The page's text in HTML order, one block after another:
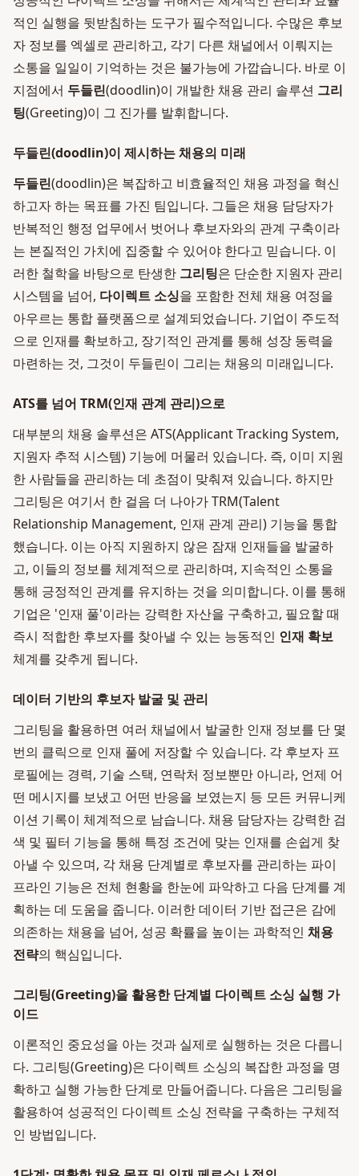
적인 실행을 뒷받침하는 도구가 필수적입니다. 수많은 후보
자 정보를 엑셀로 관리하고, 각기 다른 채널에서 이뤄지는
소통을 일일이 기억하는 것은 불가능에 가깝습니다. 바로 이
지점에서 두들린(doodlin)이 개발한 채용 관리 솔루션 그리
팅(Greeting)이 그 진가를 발휘합니다.
두들린(doodlin)이 제시하는 채용의 미래
두들린(doodlin)은 복잡하고 비효율적인 채용 과정을 혁신
하고자 하는 목표를 가진 팀입니다. 그들은 채용 담당자가
반복적인 행정 업무에서 벗어나 후보자와의 관계 구축이라
는 본질적인 가치에 집중할 수 있어야 한다고 믿습니다. 이
러한 철학을 바탕으로 탄생한 그리팅은 단순한 지원자 관리
시스템을 넘어, 다이렉트 소싱을 포함한 전체 채용 여정을
아우르는 통합 플랫폼으로 설계되었습니다. 기업이 주도적
으로 인재를 확보하고, 장기적인 관계를 통해 성장 동력을
마련하는 것, 그것이 두들린이 그리는 채용의 미래입니다.
ATS를 넘어 TRM(인재 관계 관리)으로
대부분의 채용 솔루션은 ATS(Applicant Tracking System,
지원자 추적 시스템) 기능에 머물러 있습니다. 즉, 이미 지원
한 사람들을 관리하는 데 초점이 맞춰져 있습니다. 하지만
그리팅은 여기서 한 걸음 더 나아가 TRM(Talent
Relationship Management, 인재 관계 관리) 기능을 통합
했습니다. 이는 아직 지원하지 않은 잠재 인재들을 발굴하
고, 이들의 정보를 체계적으로 관리하며, 지속적인 소통을
통해 긍정적인 관계를 유지하는 것을 의미합니다. 이를 통해
기업은 '인재 풀'이라는 강력한 자산을 구축하고, 필요할 때
즉시 적합한 후보자를 찾아낼 수 있는 능동적인 인재 확보
체계를 갖추게 됩니다.
데이터 기반의 후보자 발굴 및 관리
그리팅을 활용하면 여러 채널에서 발굴한 인재 정보를 단 몇
번의 클릭으로 인재 풀에 저장할 수 있습니다. 각 후보자 프
로필에는 경력, 기술 스택, 연락처 정보뿐만 아니라, 언제 어
떤 메시지를 보냈고 어떤 반응을 보였는지 등 모든 커뮤니케
이션 기록이 체계적으로 남습니다. 채용 담당자는 강력한 검
색 및 필터 기능을 통해 특정 조건에 맞는 인재를 손쉽게 찾
아낼 수 있으며, 각 채용 단계별로 후보자를 관리하는 파이
프라인 기능은 전체 현황을 한눈에 파악하고 다음 단계를 계
획하는 데 도움을 줍니다. 이러한 데이터 기반 접근은 감에
의존하는 채용을 넘어, 성공 확률을 높이는 과학적인 채용
전략의 핵심입니다.
그리팅(Greeting)을 활용한 단계별 다이렉트 소싱 실행 가
이드
이론적인 중요성을 아는 것과 실제로 실행하는 것은 다릅니
다. 그리팅(Greeting)은 다이렉트 소싱의 복잡한 과정을 명
확하고 실행 가능한 단계로 만들어줍니다. 다음은 그리팅을
활용하여 성공적인 다이렉트 소싱 전략을 구축하는 구체적
인 방법입니다.